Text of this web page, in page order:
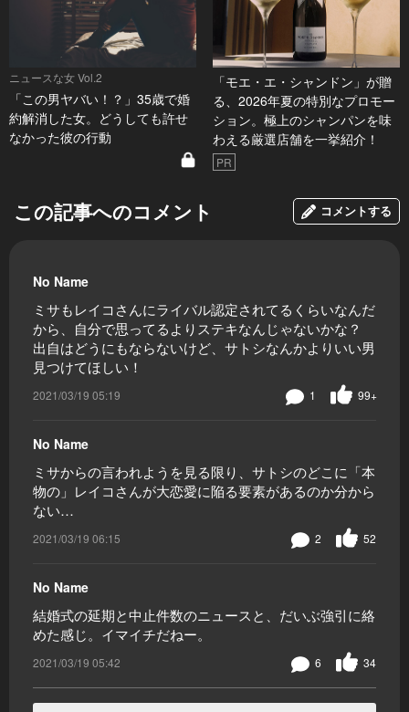
ニュースな女 Vol.2
「この男ヤバい！？」35歳で婚
約解消した女。どうしても許せ
なかった彼の行動
「モエ・エ・シャンドン」が贈
る、2026年夏の特別なプロモー
ション。極上のシャンパンを味
わえる厳選店舗を一挙紹介！
PR
この記事へのコメント コメントする
No Name
ミサもレイコさんにライバル認定されてるくらいなんだ
から、自分で思ってるよりステキなんじゃないかな？
出自はどうにもならないけど、サトシなんかよりいい男
見つけてほしい！
2021/03/19 05:19 99+
1
No Name
ミサからの言われようを見る限り、サトシのどこに「本
物の」レイコさんが大恋愛に陥る要素があるのか分から
ない…
2021/03/19 06:15 52
2
No Name
結婚式の延期と中止件数のニュースと、だいぶ強引に絡
めた感じ。イマイチだねー。
2021/03/19 05:42 34
6